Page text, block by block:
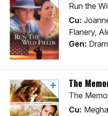
Run the
Cu:
Flanery,
Gen:
The
The
Cu: